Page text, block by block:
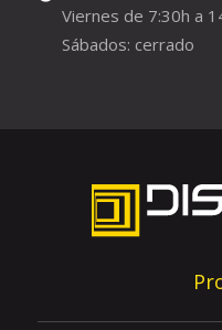
Viernes de 7:30h a
Sábados: cerrado